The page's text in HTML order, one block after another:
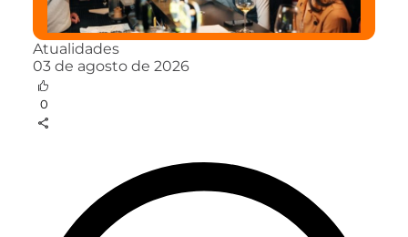
Atualidades
03 de agosto de 2026
0